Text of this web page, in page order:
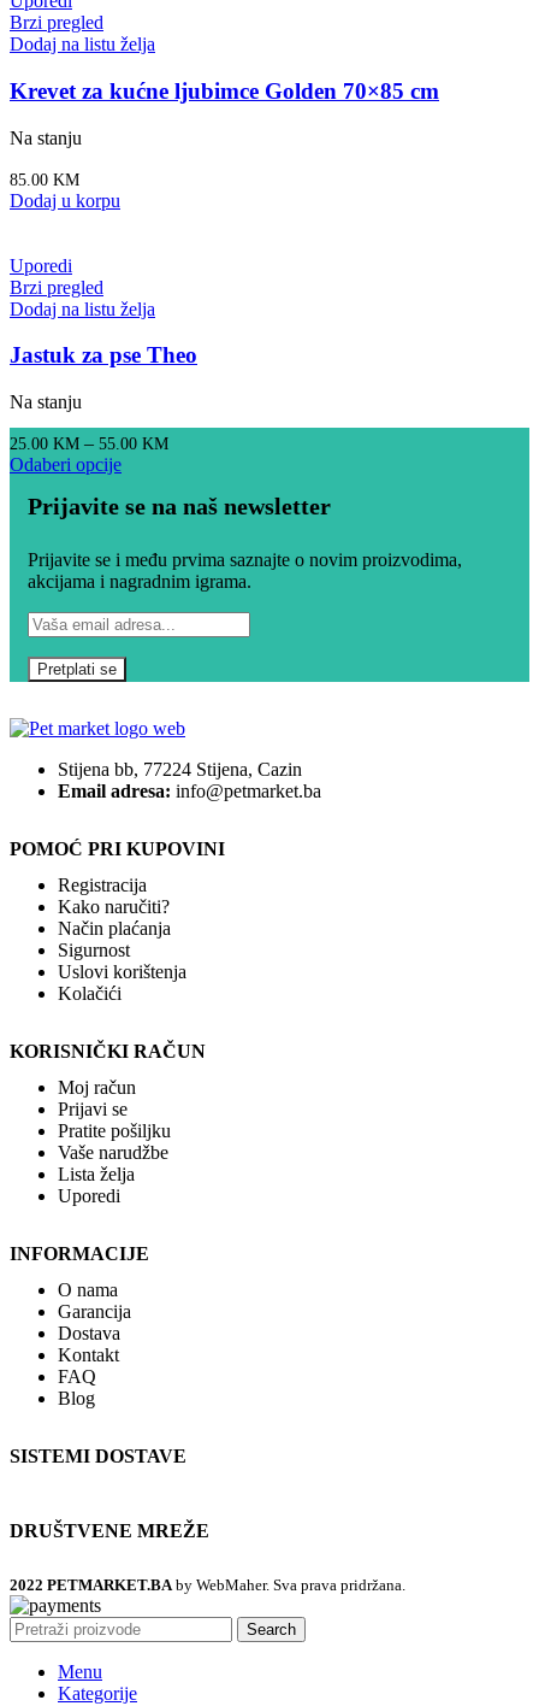
Brzi pregled
Dodaj na listu želja
Krevet za kućne ljubimce Golden 70×85 cm
Na stanju
85.00 KM
Dodaj u korpu
Uporedi
Brzi pregled
Dodaj na listu želja
Jastuk za pse Theo
Na stanju
25.00 KM – 55.00 KM
Odaberi opcije
Prijavite se na naš newsletter
Prijavite se i među prvima saznajte o novim proizvodima,
akcijama i nagradnim igrama.
Stijena bb, 77224 Stijena, Cazin
Email adresa: info@petmarket.ba
POMOĆ PRI KUPOVINI
Registracija
Kako naručiti?
Način plaćanja
Sigurnost
Uslovi korištenja
Kolačići
KORISNIČKI RAČUN
Moj račun
Prijavi se
Pratite pošiljku
Vaše narudžbe
Lista želja
Uporedi
INFORMACIJE
O nama
Garancija
Dostava
Kontakt
FAQ
Blog
SISTEMI DOSTAVE
DRUŠTVENE MREŽE
2022 PETMARKET.BAby WebMaher. Sva prava pridržana.
Search
Menu
Kategorije